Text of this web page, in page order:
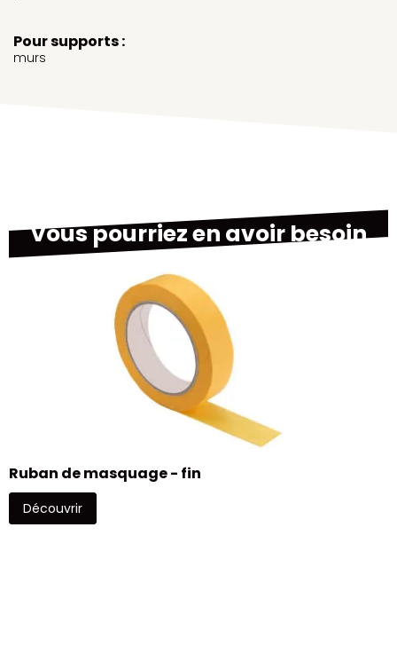
Pour supports :
murs
Vous pourriez en avoir besoin
Ruban de masquage - fin
Découvrir